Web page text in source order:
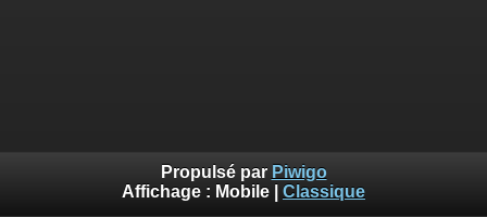
Propulsé par Piwigo
Affichage : Mobile Classique